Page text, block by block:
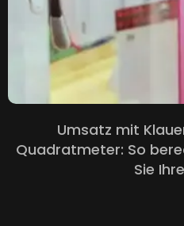
Umsatz mit
Quadratmeter: So
Sie